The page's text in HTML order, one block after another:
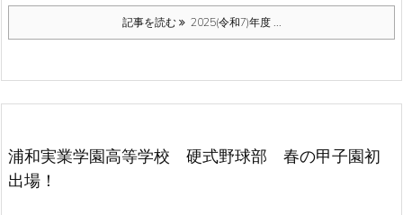
記事を読む 2025(令和7)年度 ...
浦和実業学園高等学校 硬式野球部 春の甲子園初
出場！